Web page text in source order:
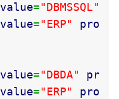
value="DBMSSQL"
value="ERP"
value="DBDA"
value="ERP"